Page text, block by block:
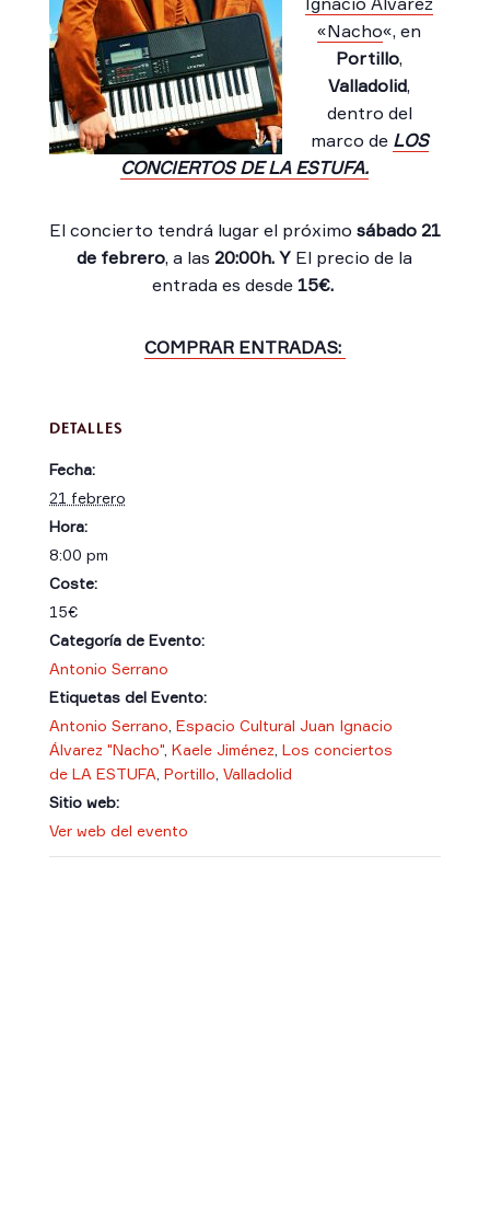
«Nacho«, en
Portillo,
Valladolid,
dentro del
marco de LOS
CONCIERTOS DE LA ESTUFA.
El concierto tendrá lugar el próximo sábado 21
de febrero, a las 20:00h.Y El precio de la
entrada es desde 15€.
COMPRAR ENTRADAS:
DETALLES
Fecha:
21 febrero
Hora:
8:00 pm
Coste:
15€
Categoría de Evento:
Antonio Serrano
Etiquetas del Evento:
Antonio Serrano, Espacio Cultural Juan Ignacio
Álvarez "Nacho", Kaele Jiménez, Los conciertos
de LA ESTUFA, Portillo, Valladolid
Sitio web:
Ver web del evento